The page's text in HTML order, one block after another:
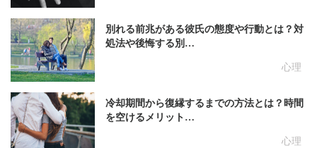
心理
別れる前兆がある彼氏の態度や行動とは？対
処法や後悔する別…
心理
冷却期間から復縁するまでの方法とは？時間
を空けるメリット…